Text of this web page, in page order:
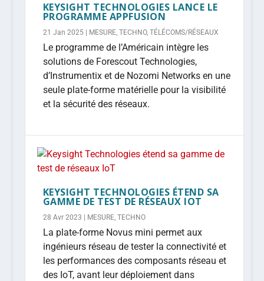
KEYSIGHT TECHNOLOGIES LANCE LE
PROGRAMME APPFUSION
21 Jan 2025| MESURE, TECHNO, TÉLÉCOMS/RÉSEAUX
Le programme de l’Américain intègre les
solutions de Forescout Technologies,
d’Instrumentix et de Nozomi Networks en une
seule plate-forme matérielle pour la visibilité
et la sécurité des réseaux.
KEYSIGHT TECHNOLOGIES ÉTEND SA
GAMME DE TEST DE RÉSEAUX IOT
28 Avr 2023 MESURE, TECHNO
La plate-forme Novus mini permet aux
ingénieurs réseau de tester la connectivité et
les performances des composants réseau et
des IoT, avant leur déploiement dans